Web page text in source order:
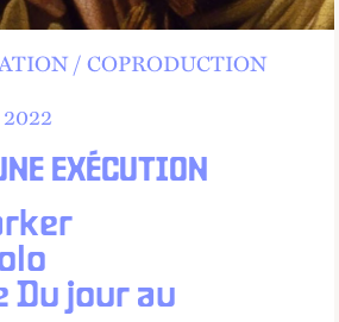
EXÉCUTION
Du jour au
COPRODUCTION
2022